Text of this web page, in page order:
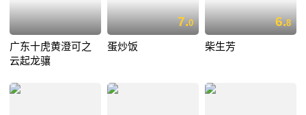
广东十虎黄澄可之
云起龙骧
7.0
蛋炒饭
6.8
柴生芳